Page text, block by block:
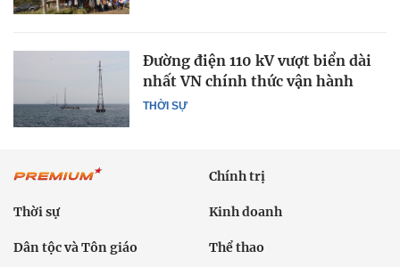
THỜI SỰ
Đường điện 110 kV vượt biển dài
nhất VN​ chính thức vận hành
Chính trị
Thời sự Kinh doanh
Dân tộc và Tôn giáo Thể thao